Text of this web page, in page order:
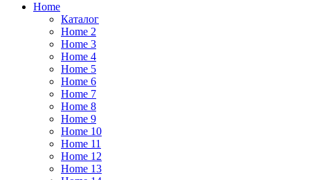
Home
Каталог
Home 2
Home 3
Home 4
Home 5
Home 6
Home 7
Home 8
Home 9
Home 10
Home 11
Home 12
Home 13